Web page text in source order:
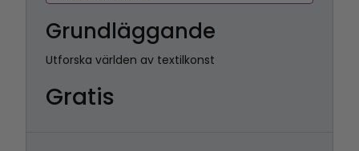
Grundläggande
Utforska världen av textilkonst
Gratis